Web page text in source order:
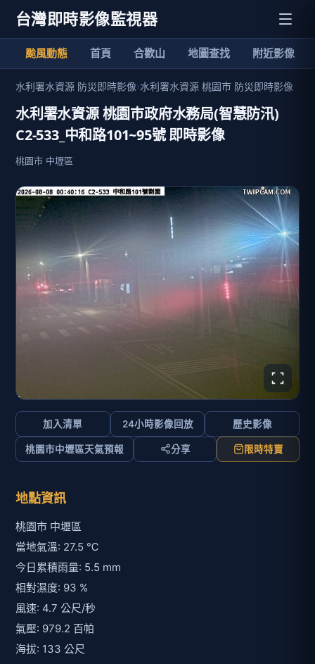
台灣即時影像監視器
颱風動態 首頁 合歡山 地圖查找 附近影像
水利署水資源 防災即時影像›水利署水資源 桃園市 防災即時影像
水利署水資源 桃園巿政府水務局(智慧防汛)
C2-533_中和路101~95號 即時影像
桃園市 中壢區
加入清單 24小時影像回放 歷史影像
桃園市中壢區天氣預報 分享 限時特賣
地點資訊
桃園市 中壢區
當地氣溫: 27.5 ℃
今日累積雨量: 5.5 mm
相對濕度: 93 %
風速: 4.7 公尺/秒
氣壓: 979.2 百帕
海拔: 133 公尺